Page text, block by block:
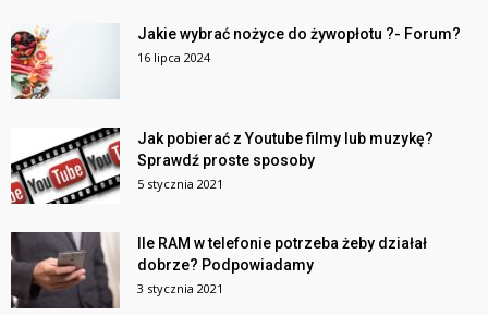
Jakie wybrać nożyce do żywopłotu ?- Forum?
16 lipca 2024
Jak pobierać z Youtube filmy lub muzykę?
Sprawdź proste sposoby
5 stycznia 2021
Ile RAM w telefonie potrzeba żeby działał
dobrze? Podpowiadamy
3 stycznia 2021